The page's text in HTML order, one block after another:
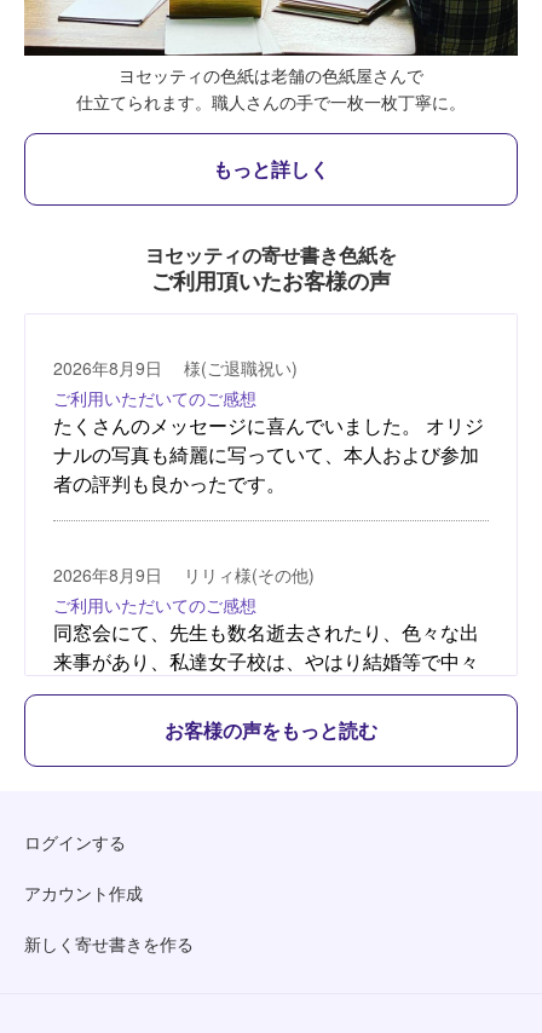
ヨセッティの色紙は老舗の色紙屋さんで
仕立てられます。 職人さんの手で一枚一枚丁寧に。
もっと詳しく
ヨセッティの寄せ書き色紙を
ご利用頂いたお客様の声
お客様の声をもっと読む
ログインする
アカウント作成
新しく寄せ書きを作る